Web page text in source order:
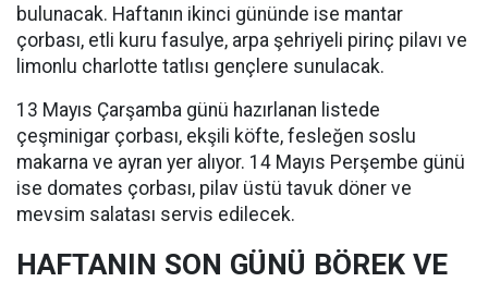
bulunacak. Haftanın ikinci gününde ise mantar
çorbası, etli kuru fasulye, arpa şehriyeli pirinç pilavı ve
limonlu charlotte tatlısı gençlere sunulacak.
13 Mayıs Çarşamba günü hazırlanan listede
çeşminigar çorbası, ekşili köfte, fesleğen soslu
makarna ve ayran yer alıyor. 14 Mayıs Perşembe günü
ise domates çorbası, pilav üstü tavuk döner ve
mevsim salatası servis edilecek.
HAFTANIN SON GÜNÜ BÖREK VE